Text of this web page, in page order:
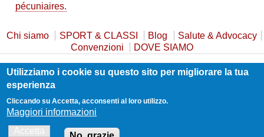
pécuniaires.
Chi siamo SPORT & CLASSI Blog
Salute & Advocacy
Convenzioni
DOVE SIAMO
Privacy Policy Cookie Policy
Safeguarding
Utilizziamo i cookie su questo sito per migliorare la tua
esperienza
Cliccando su Accetta, acconsenti al loro utilizzo.
Maggiori informazioni
Accetta